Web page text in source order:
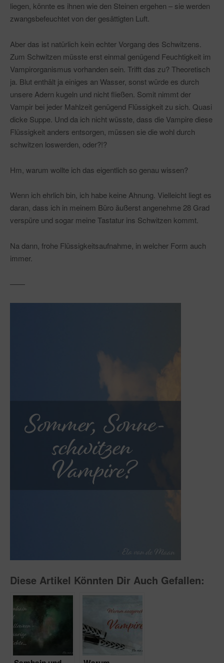
liegen, könnte es ihnen wie den Steinen ergehen – sie werden
zwangsbefeuchtet von der gesättigten Luft.
Aber das ist natürlich kein echter Vorgang des Schwitzens.
Zum Schwitzen müsste erst einmal genügend Feuchtigkeit im
Vampirorganismus vorhanden sein. Trifft das zu? Theoretisch
ja. Blut enthält ja einiges an Wasser, sonst würde es durch
unsere Adern kugeln und nicht fließen. Somit nimmt der
Vampir bei jeder Mahlzeit genügend Flüssigkeit zu sich. Quasi
dicke Suppe. Und da ich nicht wüsste, dass die Vampire diese
Flüssigkeit anders entsorgen, müssen sie die wohl durch
schwitzen loswerden, oder?!?
Hm, warum wollte ich das eigentlich so genau wissen?
Wenn ich ehrlich bin, ich habe keine Ahnung. Vielleicht liegt es
daran, dass ich in meinem Büro äußerst angenehme 28 Grad
verspüre und sogar meine Tastatur ins Schwitzen kommt.
Na dann, frohe Flüssigkeitsaufnahme, in welcher Form auch
immer.
——
Diese Artikel Könnten Dir Auch Gefallen: